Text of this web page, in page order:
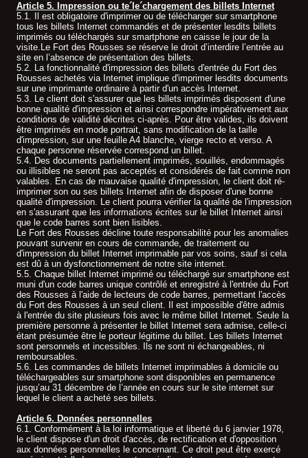
Article 5. Impression ou te´le´chargement des billets Internet
5.1. Il est obligatoire d'imprimer ou de télécharger sur smartphone
tous les billets Internet commandés et de présenter lesdits billets
imprimés ou téléchargés sur smartphone en caisse le jour de la
visite.Le Fort des Rousses se réserve le droit d’interdire l’entrée au
site en l’absence de présentation des billets.
5.2. La fonctionnalité d'impression des billets d'entrée du Fort des
Rousses achetés via Internet implique d'imprimer lesdits documents
sur une imprimante ordinaire à partir d'un accès Internet.
5.3. Le client doit s'assurer que les billets imprimés disposent d'une
bonne qualité d'impression et ainsi correspondre impérativement aux
conditions de validité décrites ci-après. Pour être valides, ils doivent
être imprimés en mode portrait, sans modification de la taille
d'impression, sur une feuille A4 blanche, vierge recto et verso. A
chaque personne réservée correspond un billet.
5.4. Des documents partiellement imprimés, souillés, endommagés
ou illisibles ne seront pas acceptés et considérés de fait comme non
valables. En cas de mauvaise qualité d'impression, le client doit ré-
imprimer son ou ses billets Internet afin de disposer d'une bonne
qualité d'impression. Le client pourra vérifier la qualité de l'impression
en s'assurant que les informations écrites sur le billet Internet ainsi
que le code barres sont bien lisibles.
Le Fort des Rousses décline toute responsabilité pour les anomalies
pouvant survenir en cours de commande, de traitement ou
d'impression du billet Internet imprimable par vos soins, sauf si cela
est dû à un dysfonctionnement de notre site internet.
5.5. Chaque billet Internet imprimé ou téléchargé sur smartphone est
muni d'un code barres unique contrôlé et enregistré à l'entrée du Fort
des Rousses à l'aide de lecteurs de code barres, permettant l'accès
du Fort des Rousses à un seul client. Il est impossible d'être admis
à l'entrée du site plusieurs fois avec le même billet Internet. Seule la
première personne à présenter le billet Internet sera admise, celle-ci
étant présumée être le porteur légitime du billet. Les billets Internet
sont personnels et incessibles. Ils ne sont ni échangeables, ni
remboursables.
5.6. Les commandes de billets Internet imprimables à domicile ou
téléchargeables sur smartphone sont disponibles en permanence
jusqu’au 31 décembre de l’année en cours sur le site internet sur
lequel le client a acheté ses billets.
Article 6. Données personnelles
6.1. Conformément à la loi informatique et liberté du 6 janvier 1978,
le client dispose d'un droit d'accès, de rectification et d'opposition
aux données personnelles le concernant. Ce droit peut être exercé